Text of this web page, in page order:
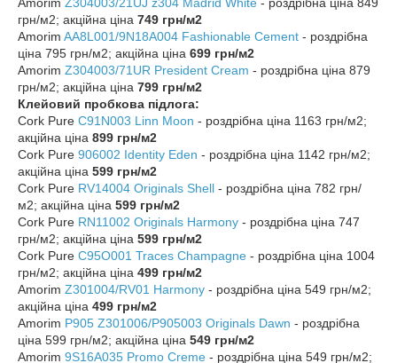
грн/м2; акційна ціна 749 грн/м2
Amorim AA8L001/9N18A004 Fashionable Cement - роздрібна
ціна 795 грн/м2; акційна ціна 699 грн/м2
Amorim Z304003/71UR President Cream - роздрібна ціна 879
грн/м2; акційна ціна 799 грн/м2
Клейовий пробкова підлога:
Cork Pure C91N003 Linn Moon - роздрібна ціна 1163 грн/м2;
акційна ціна 899 грн/м2
Cork Pure 906002 Identity Eden - роздрібна ціна 1142 грн/м2;
акційна ціна 599 грн/м2
Cork Pure RV14004 Originals Shell - роздрібна ціна 782 грн/
м2; акційна ціна 599 грн/м2
Cork Pure RN11002 Originals Harmony - роздрібна ціна 747
грн/м2; акційна ціна 599 грн/м2
Cork Pure C95O001 Traces Champagne - роздрібна ціна 1004
грн/м2; акційна ціна 499 грн/м2
Amorim Z301004/RV01 Harmony - роздрібна ціна 549 грн/м2;
акційна ціна 499 грн/м2
Amorim P905 Z301006/P905003 Originals Dawn - роздрібна
ціна 599 грн/м2; акційна ціна 549 грн/м2
Amorim 9S16A035 Promo Creme - роздрібна ціна 549 грн/м2;